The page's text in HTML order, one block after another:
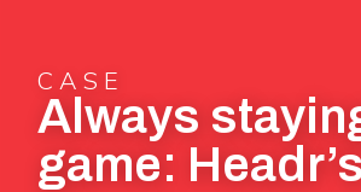
CASE
Always
game: